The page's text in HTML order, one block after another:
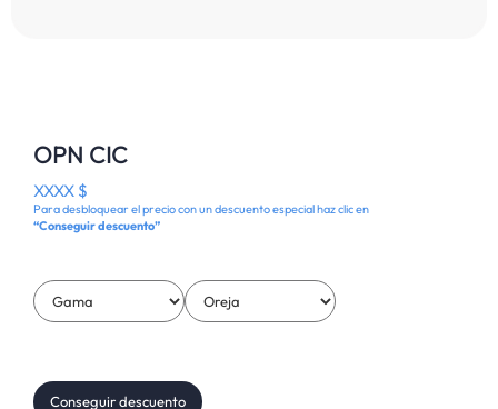
OPN CIC
XXXX $
Para desbloquear el precio con un descuento especial haz clic en
“Conseguir descuento”
Conseguir descuento